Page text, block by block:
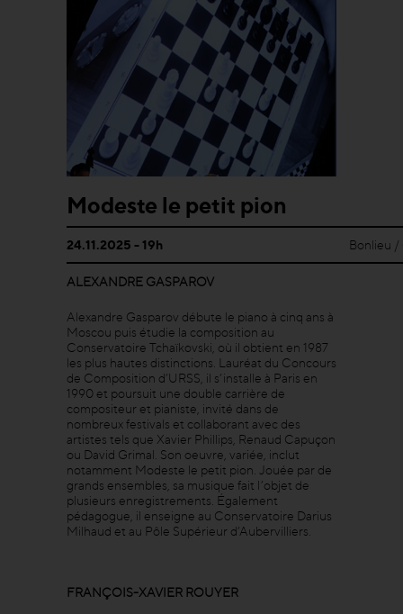
Modeste le petit pion
24.11.2025 - 19h Bonlieu /
ALEXANDRE GASPAROV
Alexandre Gasparov débute le piano à cinq ans à
Moscou puis étudie la composition au
Conservatoire Tchaïkovski, où il obtient en 1987
les plus hautes distinctions. Lauréat du Concours
de Composition d’URSS, il s’installe à Paris en
1990 et poursuit une double carrière de
compositeur et pianiste, invité dans de
nombreux festivals et collaborant avec des
artistes tels que Xavier Phillips, Renaud Capuçon
ou David Grimal. Son oeuvre, variée, inclut
notamment Modeste le petit pion. Jouée par de
grands ensembles, sa musique fait l’objet de
plusieurs enregistrements. Également
pédagogue, il enseigne au Conservatoire Darius
Milhaud et au Pôle Supérieur d’Aubervilliers.
FRANÇOIS-XAVIER ROUYER